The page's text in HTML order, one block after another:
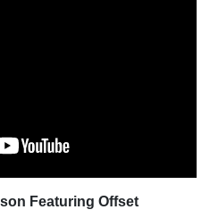
Featuring Offset